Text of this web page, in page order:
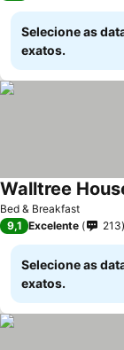
Selecione as
exatos.
Bed & Breakfast
Walltree
9,1 Excelente 213
Selecione as
exatos.